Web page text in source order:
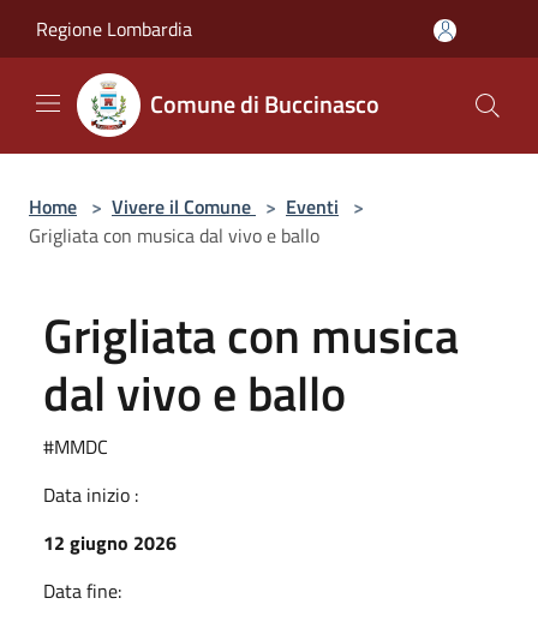
Regione Lombardia
Comune di Buccinasco
Home > Vivere il Comune > Eventi >
Grigliata con musica dal vivo e ballo
Grigliata con musica
dal vivo e ballo
#MMDC
Data inizio :
12 giugno 2026
Data fine: